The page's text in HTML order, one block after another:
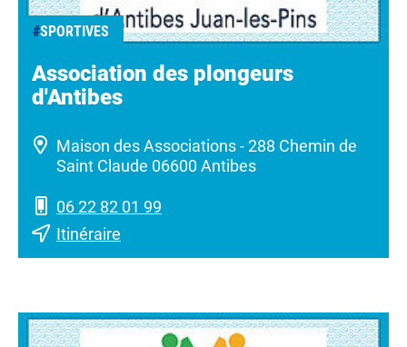
#SPORTIVES
Association des plongeurs
d'Antibes
Maison des Associations - 288 Chemin de
Saint Claude 06600 Antibes
06 22 82 01 99
Itinéraire